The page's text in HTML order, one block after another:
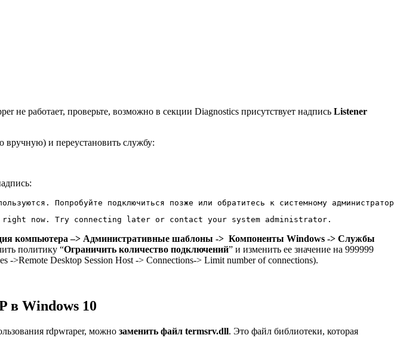
не работает, проверьте, возможно в секции Diagnostics присутствует надпись Listener
вручную) и переустановить службу:
Попробуйте подключиться позже или обратитесь к системному
now. Try connecting later or contact your system administrator.
компьютера –> Административные шаблоны -> Компоненты Windows -> Службы
политику “Ограничить количество подключений” и изменить ее значение на 999999
->Remote Desktop Session Host -> Connections-> Limit number of connections).
в Windows 10
rdpwraper, можно заменить файл termsrv.dll. Это файл библиотеки, которая